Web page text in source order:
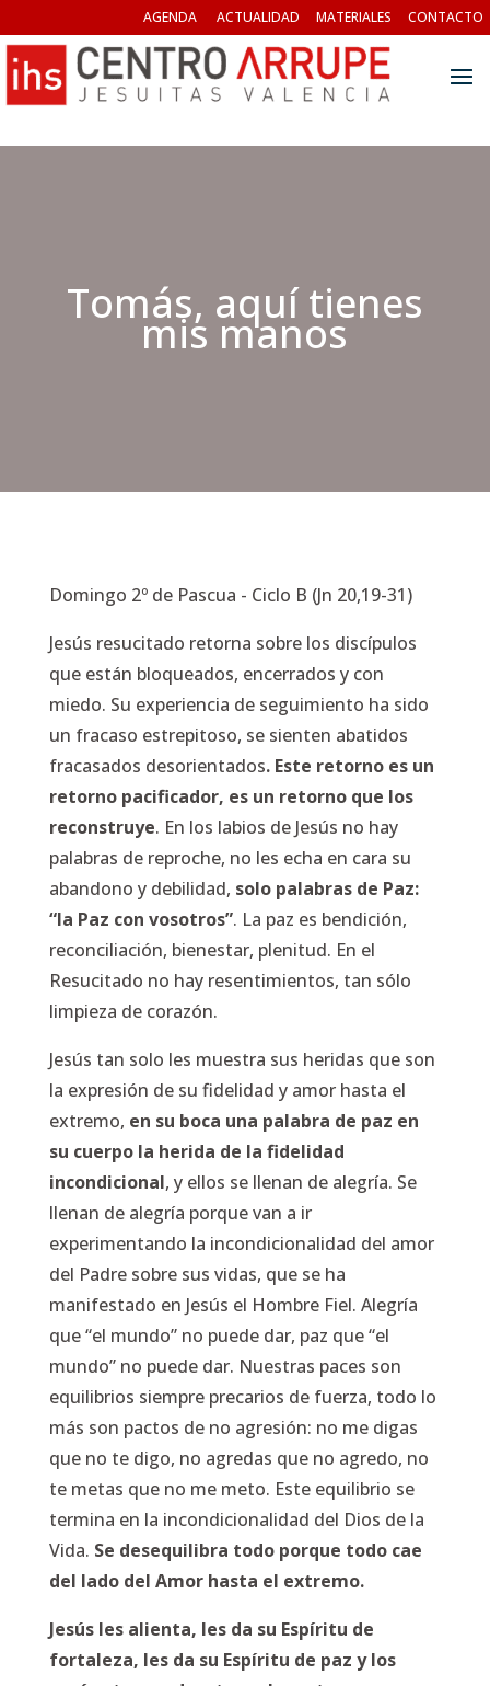
AGENDA ACTUALIDAD MATERIALES CONTACTO
Tomás, aquí tienes
mis manos
Domingo 2º de Pascua - Ciclo B (Jn 20,19-31)
Jesús resucitado retorna sobre los discípulos
que están bloqueados, encerrados y con
miedo. Su experiencia de seguimiento ha sido
un fracaso estrepitoso, se sienten abatidos
fracasados desorientados. Este retorno es un
retorno pacificador, es un retorno que los
reconstruye. En los labios de Jesús no hay
palabras de reproche, no les echa en cara su
abandono y debilidad, solo palabras de Paz:
“la Paz con vosotros”. La paz es bendición,
reconciliación, bienestar, plenitud. En el
Resucitado no hay resentimientos, tan sólo
limpieza de corazón.
Jesús tan solo les muestra sus heridas que son
la expresión de su fidelidad y amor hasta el
extremo, en su boca una palabra de paz en
su cuerpo la herida de la fidelidad
incondicional, y ellos se llenan de alegría. Se
llenan de alegría porque van a ir
experimentando la incondicionalidad del amor
del Padre sobre sus vidas, que se ha
manifestado en Jesús el Hombre Fiel. Alegría
que “el mundo” no puede dar, paz que “el
mundo” no puede dar. Nuestras paces son
equilibrios siempre precarios de fuerza, todo lo
más son pactos de no agresión: no me digas
que no te digo, no agredas que no agredo, no
te metas que no me meto. Este equilibrio se
termina en la incondicionalidad del Dios de la
Vida. Se desequilibra todo porque todo cae
del lado del Amor hasta el extremo.
Jesús les alienta, les da su Espíritu de
fortaleza, les da su Espíritu de paz y los